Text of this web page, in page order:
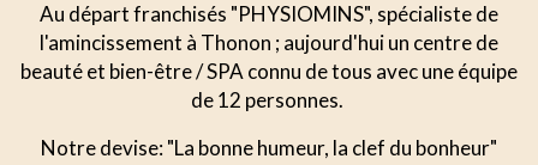
Au départ franchisés "PHYSIOMINS", spécialiste de
l'amincissement à Thonon ; aujourd'hui un centre de
beauté et bien-être / SPA connu de tous avec une équipe
de 12 personnes.
Notre devise: "La bonne humeur, la clef du bonheur"